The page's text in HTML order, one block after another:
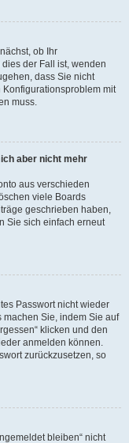
ob Ihr
der Fall ist, wenden
dass Sie nicht
mit
muss.
aber nicht mehr
aus verschieden
viele Boards
geschrieben haben,
Sie sich einfach erneut
Passwort nicht wieder
Sie, indem Sie auf
klicken und den
anmelden können.
zurückzusetzen, so
bleiben“ nicht